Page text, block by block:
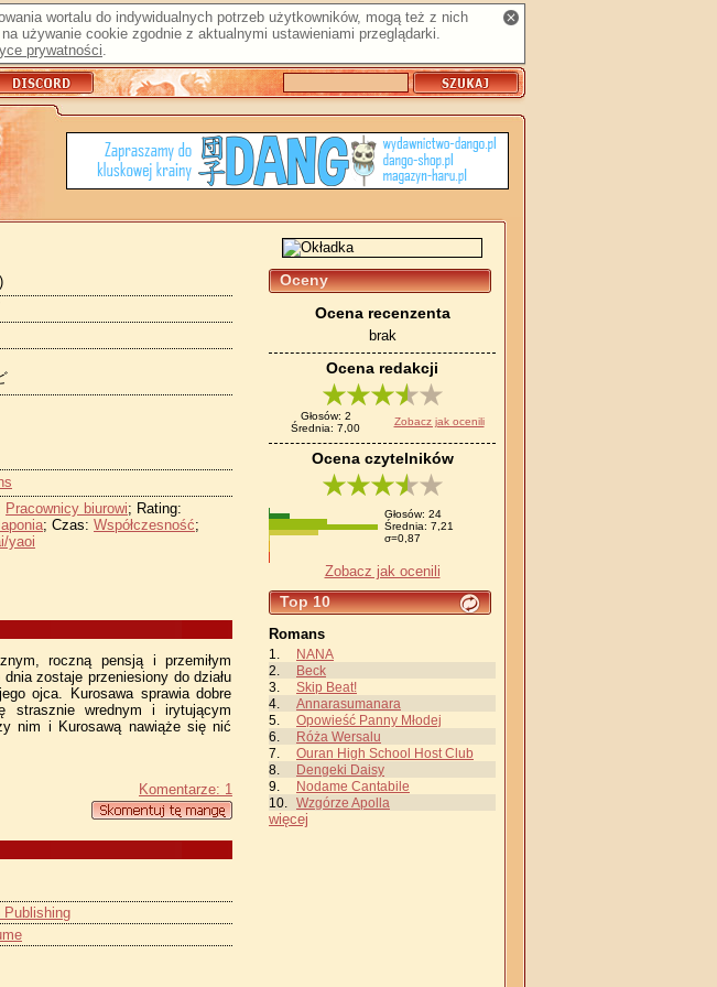
wortalu do indywidualnych potrzeb użytkowników, mogą też z nich
używanie cookie zgodnie z aktualnymi ustawieniami przeglądarki.
prywatności.
Oceny
Ocena recenzenta
brak
Ocena redakcji
Głosów: 2 Zobacz jak ocenili
Średnia: 7,00
Ocena czytelników
Głosów: 24
Średnia: 7,21
σ=0,87
Zobacz jak ocenili
Top 10
Romans
NANA
Beck
Skip Beat!
Annarasumanara
Opowieść Panny Młodej
Róża Wersalu
Ouran High School Host Club
Dengeki Daisy
Nodame Cantabile
Wzgórze Apolla
więcej
Pracownicy biurowi; Rating:
; Czas: Współczesność;
yaoi
roczną pensją i przemiłym
zostaje przeniesiony do działu
ojca. Kurosawa sprawia dobre
strasznie wrednym i irytującym
nim i Kurosawą nawiąże się nić
Komentarze: 1
Publishing